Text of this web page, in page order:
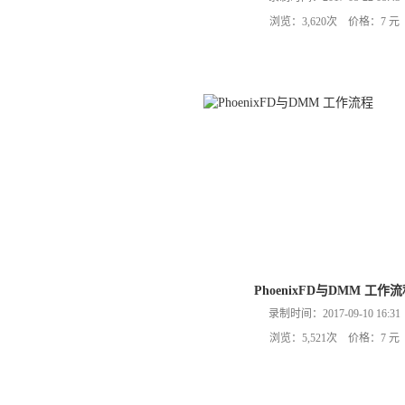
浏览：3,620次 价格：7 元
PhoenixFD与DMM 工作流
录制时间：2017-09-10 16:31
浏览：5,521次 价格：7 元